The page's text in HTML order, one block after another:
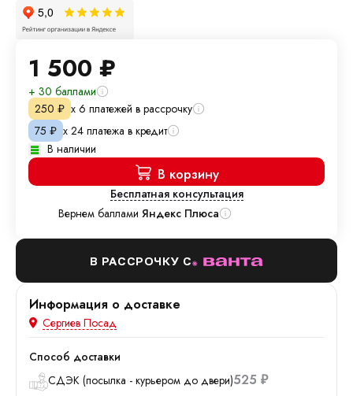
1 500 ₽
+ 30 баллами
250 ₽ х 6 платежей в рассрочку
75 ₽ х 24 платежа в кредит
В наличии
В корзину
Бесплатная консультация
Вернем баллами Яндекс Плюса
В РАССРОЧКУ С
Информация о доставке
Сергиев Посад
Способ доставки
СДЭК (посылка - курьером до двери)525 ₽